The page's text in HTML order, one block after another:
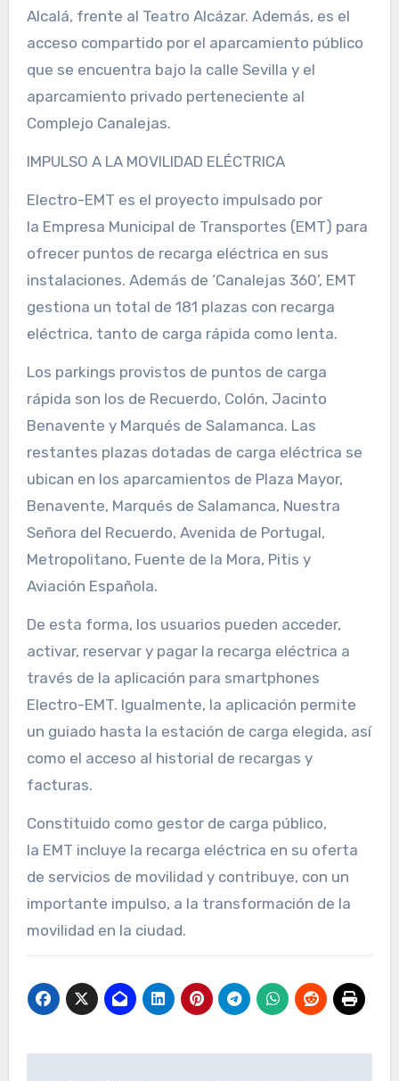
Alcalá, frente al Teatro Alcázar. Además, es el
acceso compartido por el aparcamiento público
que se encuentra bajo la calle Sevilla y el
aparcamiento privado perteneciente al
Complejo Canalejas.
IMPULSO A LA MOVILIDAD ELÉCTRICA
Electro-EMT es el proyecto impulsado por
la Empresa Municipal de Transportes (EMT) para
ofrecer puntos de recarga eléctrica en sus
instalaciones. Además de ‘Canalejas 360’, EMT
gestiona un total de 181 plazas con recarga
eléctrica, tanto de carga rápida como lenta.
Los parkings provistos de puntos de carga
rápida son los de Recuerdo, Colón, Jacinto
Benavente y Marqués de Salamanca. Las
restantes plazas dotadas de carga eléctrica se
ubican en los aparcamientos de Plaza Mayor,
Benavente, Marqués de Salamanca, Nuestra
Señora del Recuerdo, Avenida de Portugal,
Metropolitano, Fuente de la Mora, Pitis y
Aviación Española.
De esta forma, los usuarios pueden acceder,
activar, reservar y pagar la recarga eléctrica a
través de la aplicación para smartphones
Electro-EMT. Igualmente, la aplicación permite
un guiado hasta la estación de carga elegida, así
como el acceso al historial de recargas y
facturas.
Constituido como gestor de carga público,
la EMT incluye la recarga eléctrica en su oferta
de servicios de movilidad y contribuye, con un
importante impulso, a la transformación de la
movilidad en la ciudad.